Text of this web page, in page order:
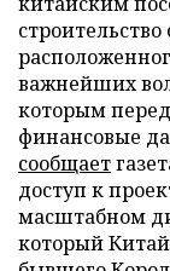
важнейших
которым
финансовые
сообщает
доступ к
масштабном
который